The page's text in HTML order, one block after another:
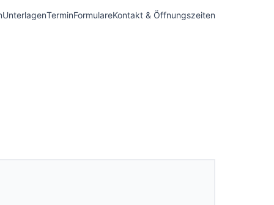
UnterlagenTerminFormulareKontakt & Öffnungszeiten